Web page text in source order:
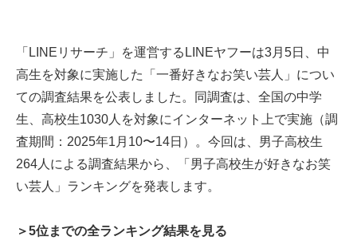
「LINEリサーチ」を運営するLINEヤフーは3月5日、中
高生を対象に実施した「一番好きなお笑い芸人」につい
ての調査結果を公表しました。同調査は、全国の中学
生、高校生1030人を対象にインターネット上で実施（調
査期間：2025年1月10〜14日）。今回は、男子高校生
264人による調査結果から、「男子高校生が好きなお笑
い芸人」ランキングを発表します。
＞5位までの全ランキング結果を見る